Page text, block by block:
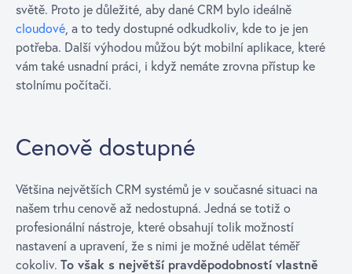
světě. Proto je důležité, aby dané CRM bylo ideálně
cloudové, a to tedy dostupné odkudkoliv, kde to je jen
potřeba. Další výhodou můžou být mobilní aplikace, které
vám také usnadní práci, i když nemáte zrovna přístup ke
stolnímu počítači.
Cenově dostupné
Většina největších CRM systémů je v současné situaci na
našem trhu cenově až nedostupná. Jedná se totiž o
profesionální nástroje, které obsahují tolik možností
nastavení a upravení, že s nimi je možné udělat téměř
cokoliv. To však s největší pravděpodobností vlastně